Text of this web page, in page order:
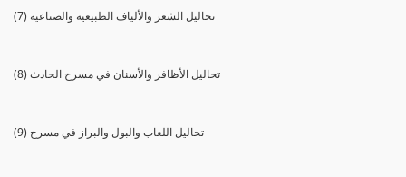
(7) تحاليل الشعر والألياف الطبيعية والصناعية
(8) تحاليل الأظافر والأسنان في مسرح الحادث
(9) تحاليل اللعاب والبول والبراز في مسرح